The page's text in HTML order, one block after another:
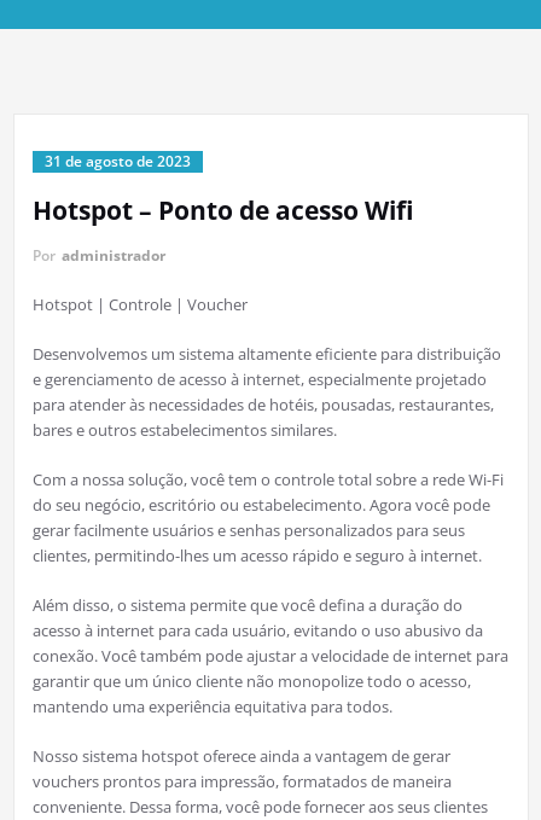
31 de agosto de 2023
Hotspot – Ponto de acesso Wifi
Por administrador
Hotspot | Controle | Voucher
Desenvolvemos um sistema altamente eficiente para distribuição
e gerenciamento de acesso à internet, especialmente projetado
para atender às necessidades de hotéis, pousadas, restaurantes,
bares e outros estabelecimentos similares.
Com a nossa solução, você tem o controle total sobre a rede Wi-Fi
do seu negócio, escritório ou estabelecimento. Agora você pode
gerar facilmente usuários e senhas personalizados para seus
clientes, permitindo-lhes um acesso rápido e seguro à internet.
Além disso, o sistema permite que você defina a duração do
acesso à internet para cada usuário, evitando o uso abusivo da
conexão. Você também pode ajustar a velocidade de internet para
garantir que um único cliente não monopolize todo o acesso,
mantendo uma experiência equitativa para todos.
Nosso sistema hotspot oferece ainda a vantagem de gerar
vouchers prontos para impressão, formatados de maneira
conveniente. Dessa forma, você pode fornecer aos seus clientes